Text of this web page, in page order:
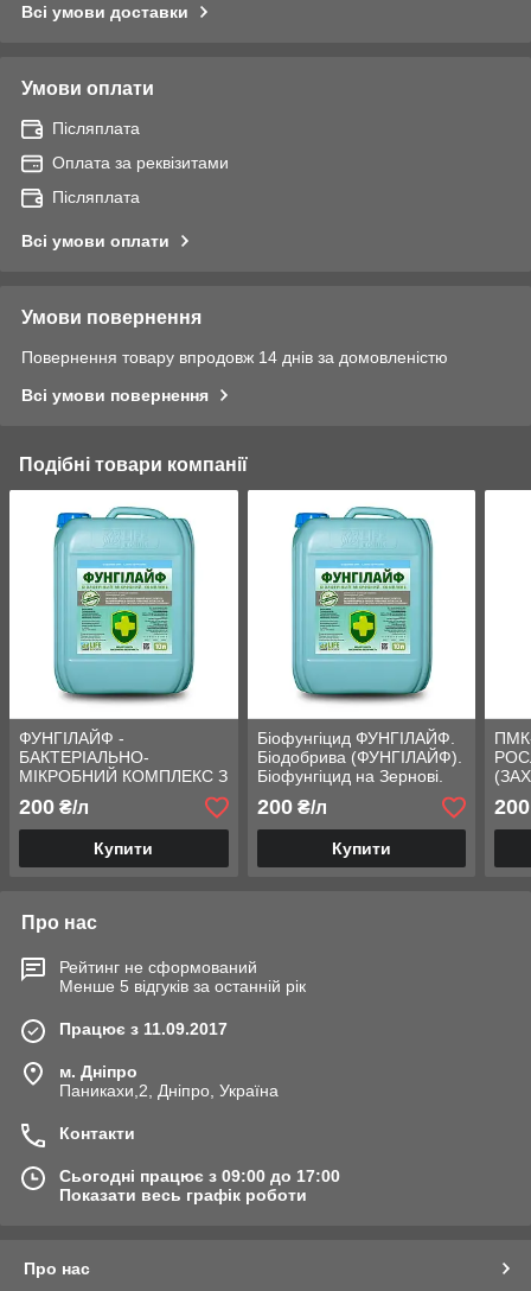
Всі умови доставки
Умови оплати
Післяплата
Оплата за реквізитами
Післяплата
Всі умови оплати
Умови повернення
Повернення товару впродовж 14 днів за домовленістю
Всі умови повернення
Подібні товари компанії
ФУНГІЛАЙФ -
БАКТЕРІАЛЬНО-
МІКРОБНИЙ КОМПЛЕКС З
ФУНГІЦИДНОЮ ДІЄЮ.
БІОДОБРИВО
ФУНГІЛАЙФ. ТАРА 10Л
200 ₴/л
Купити
Біофунгіцид ФУНГІЛАЙФ.
Біодобрива (ФУНГІЛАЙФ).
Біофунгіцид на Зернові.
Норма 2л/га. ТМ "Лайф
Біохем"
200₴/л
Купити
ЗР
200
Про нас
Рейтинг не сформований
Менше 5 відгуків за останній рік
Працює з 11.09.2017
м. Дніпро
Паникахи,2, Дніпро, Україна
Контакти
Сьогодні працює з 09:00 до 17:00
Показати весь графік роботи
Про нас